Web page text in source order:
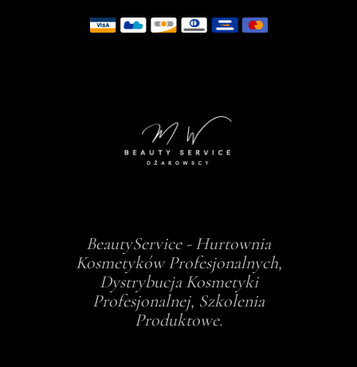
BeautyService - Hurtownia
Kosmetyków Profesjonalnych,
Dystrybucja Kosmetyki
Profesjonalnej, Szkolenia
Produktowe.